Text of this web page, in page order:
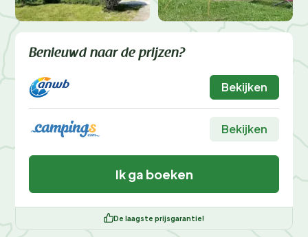
Benieuwd naar de prijzen?
Bekijken
Bekijken
Ik ga boeken
De laagste prijsgarantie!